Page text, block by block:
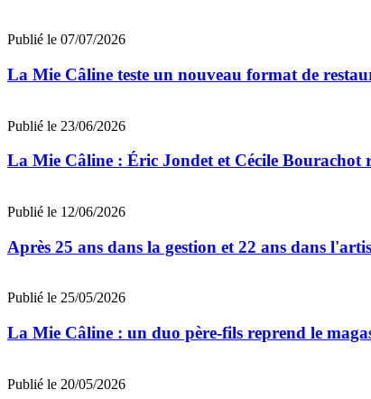
Publié le 07/07/2026
La Mie Câline teste un nouveau format de
Publié le 23/06/2026
La Mie Câline : Éric Jondet et Cécile Bourachot
Publié le 12/06/2026
Après 25 ans dans la gestion et 22 ans dans
Publié le 25/05/2026
La Mie Câline : un duo père-fils reprend le
Publié le 20/05/2026